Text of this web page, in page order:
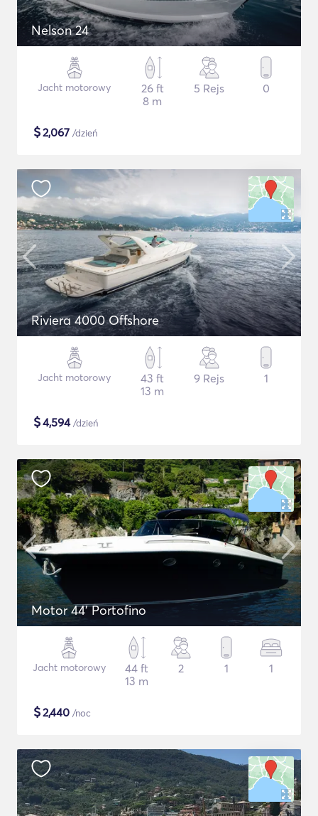
Nelson 24
Jacht motorowy
26 ft
8 m
5 Rejs 0
$2,067 /dzień
Riviera 4000 Offshore
Jacht motorowy
43 ft
13 m
9 Rejs 1
$4,594/dzień
Motor 44' Portofino
Jacht motorowy
44 ft
13 m
2 1 1
$2,440 /noc